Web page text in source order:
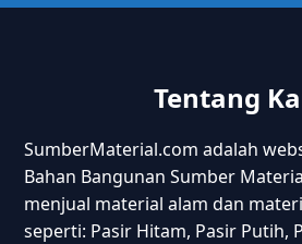
Tentang
SumberMaterial.com adalah
Bahan Bangunan Sumber
menjual material alam dan
seperti: Pasir Hitam, Pasir Putih,